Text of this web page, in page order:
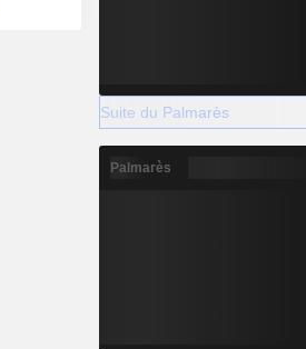
Suite du Palmarès
Palmarès